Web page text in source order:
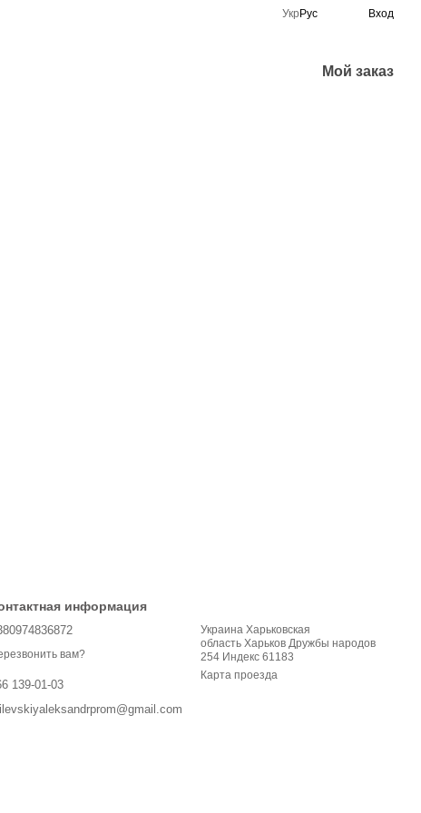
Укр Рус Вход
Мой заказ
информация
вам?
139-01-03
Украина Харьковская
область Харьков Дружбы народов
254 Индекс 61183
Карта проезда